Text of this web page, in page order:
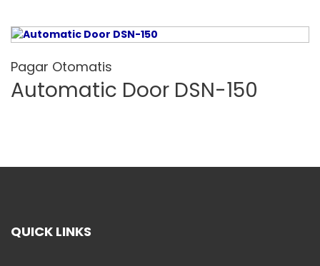
Pagar Otomatis
Automatic Door DSN-150
QUICK LINKS